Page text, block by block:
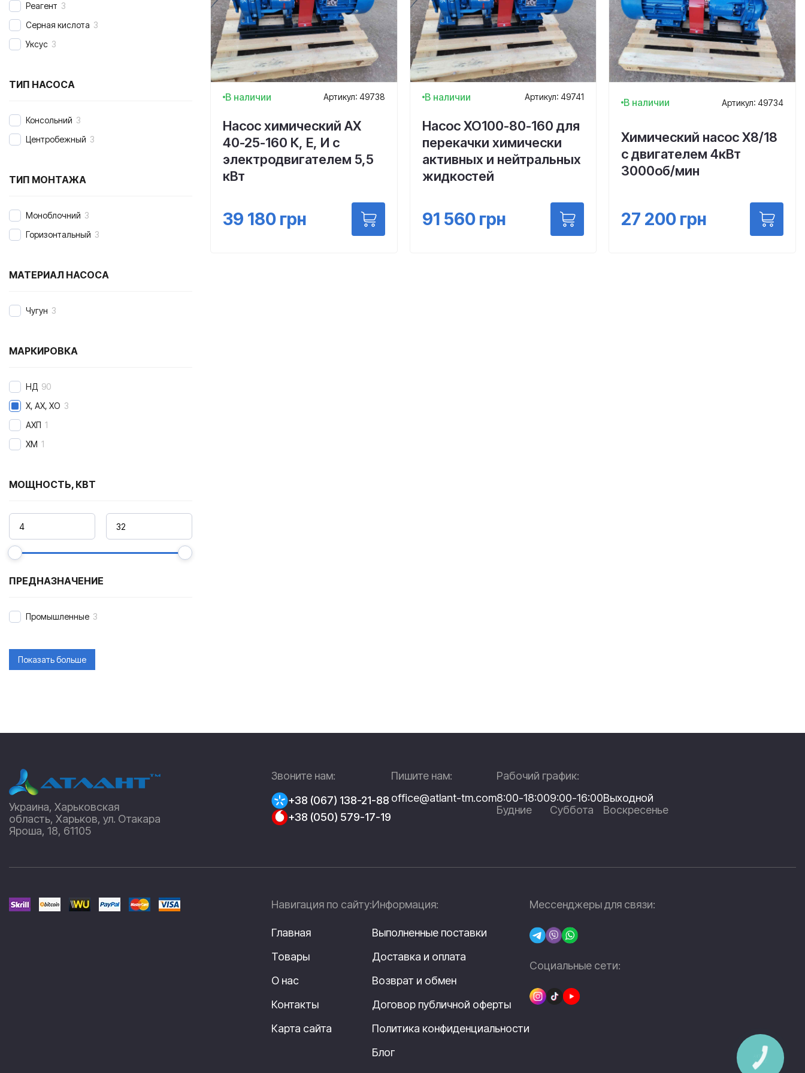
В наличии Артикул: 49738
Насос химический АХ
40-25-160 К, Е, И с
электродвигателем 5,5
кВт
39 180 грн
В наличии Артикул: 49741
Насос ХО100-80-160 для
перекачки химически
активных и нейтральных
жидкостей
91 560грн
В наличии Артикул: 49734
Химический насос Х8/18
с двигателем 4кВт
3000об/мин
27 200 грн
Реагент 3
Серная кислота 3
Уксус 3
ТИП НАСОСА
Консольний 3
Центробежный 3
ТИП МОНТАЖА
Моноблочний 3
Горизонтальный 3
МАТЕРИАЛ НАСОСА
Чугун 3
МАРКИРОВКА
НД 90
Х, АХ, ХО 3
АХП 1
ХМ 1
МОЩНОСТЬ, КВТ
ПРЕДНАЗНАЧЕНИЕ
Промышленные 3
Показать больше
Украина, Харьковская
область, Харьков, ул. Отакара
Яроша, 18, 61105
Звоните нам:
+38 (067) 138-21-88
+38 (050) 579-17-19
Пишите нам:
office@atlant-tm.com
Рабочий график:
8:00-18:00
Будние
9:00-16:00
Суббота
Выходной
Воскресенье
Навигация по сайту:
Главная
Товары
О нас
Контакты
Карта сайта
Информация:
Выполненные поставки
Доставка и оплата
Возврат и обмен
Договор публичной оферты
Политика конфиденциальности
Блог
Мессенджеры для связи:
Социальные сети:
КНОПКА
ЗВ'ЯЗКУ